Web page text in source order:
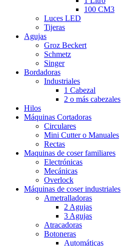
100 CM3
Luces LED
Tijeras
Agujas
Groz Beckert
Schmetz
Singer
Bordadoras
Industriales
1 Cabezal
2 o más cabezales
Hilos
Máquinas Cortadoras
Circulares
Mini Cutter o Manuales
Rectas
Maquinas de coser familiares
Electrónicas
Mecánicas
Overlock
Máquinas de coser industriales
Ametralladoras
2 Agujas
3 Agujas
Atracadoras
Botoneras
Automáticas